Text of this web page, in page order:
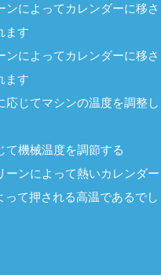
ンによってカレンダーに移さ
ます
ンによってカレンダーに移さ
ます
応じてマシンの温度を調整し
て機械温度を調節する
ーンによって熱いカレンダー
て押される高温であるでし